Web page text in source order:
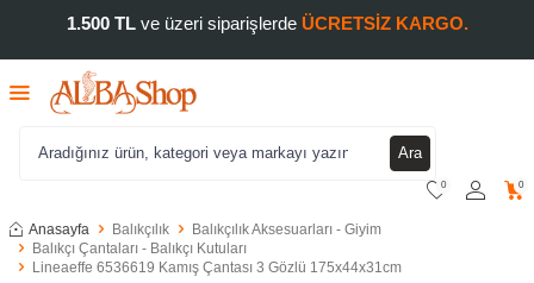
1.500 TLve üzeri siparişlerde ÜCRETSİZ KARGO.
Ara
0 0
Anasayfa Balıkçılık
Balıkçılık Aksesuarları - Giyim
Balıkçı Çantaları - Balıkçı Kutuları
Lineaeffe 6536619 Kamış Çantası 3 Gözlü 175x44x31cm